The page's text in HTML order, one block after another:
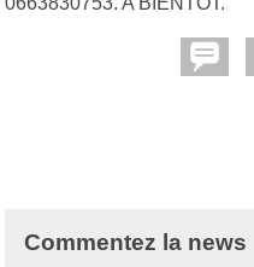
Commentez la news